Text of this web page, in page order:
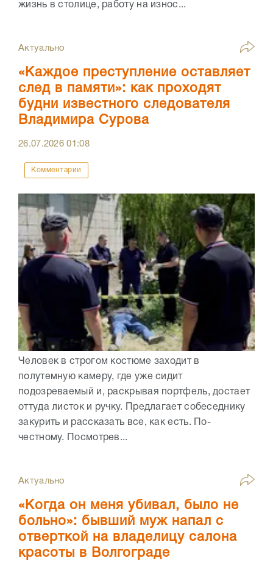
жизнь в столице, работу на износ...
Актуально
«Каждое преступление оставляет
след в памяти»: как проходят
будни известного следователя
Владимира Сурова
26.07.202601:08
Комментарии
Человек в строгом костюме заходит в
полутемную камеру, где уже сидит
подозреваемый и, раскрывая портфель, достает
оттуда листок и ручку. Предлагает собеседнику
закурить и рассказать все, как есть. По-
честному. Посмотрев...
Актуально
«Когда он меня убивал, было не
больно»: бывший муж напал с
отверткой на владелицу салона
красоты в Волгограде